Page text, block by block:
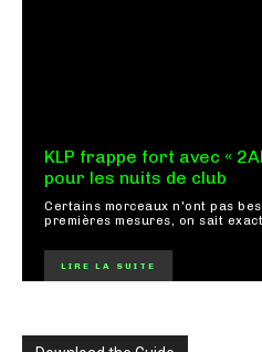
KLP frappe fort avec «
pour les nuits de club
Certains morceaux n'ont pas
premières mesures, on sait
LIRE LA SUITE